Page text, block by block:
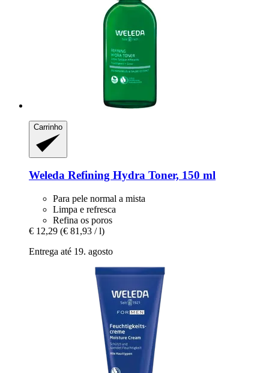
Carrinho
Weleda Refining Hydra Toner, 150 ml
Para pele normal a mista
Limpa e refresca
Refina os poros
€ 12,29 (€ 81,93 / l)
Entrega até 19. agosto